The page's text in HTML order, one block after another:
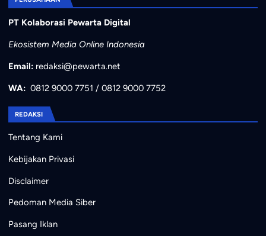
PT Kolaborasi Pewarta Digital
Ekosistem Media Online Indonesia
Email: redaksi@pewarta.net
WA: 0812 9000 7751 / 0812 9000 7752
REDAKSI
Tentang Kami
Kebijakan Privasi
Disclaimer
Pedoman Media Siber
Pasang Iklan